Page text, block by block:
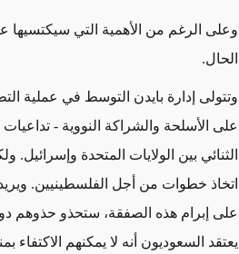
وعلى الرغم من الأهمية التي سيكتسيها
الحال.
وتتولى إدارة بايدن التوسط في عملية
على الأسلحة والشراكة النووية -
الثنائي بين الولايات المتحدة
اتخاذ خطوات من أجل الفلسطينيين.
على إبرام هذه الصفقة، ستحذو حذوهم دول
يعتقد السعوديون أنه لا يمكنهم